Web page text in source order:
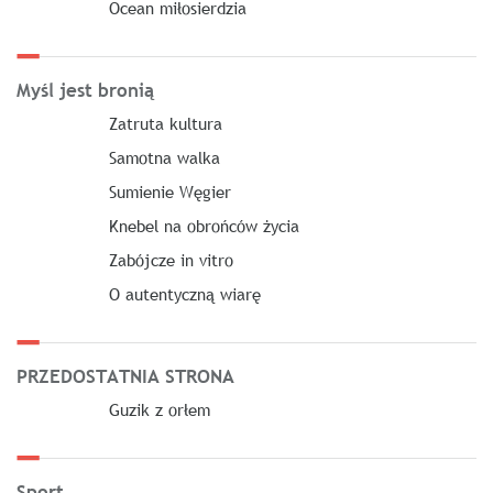
Ocean miłosierdzia
Myśl jest bronią
Zatruta kultura
Samotna walka
Sumienie Węgier
Knebel na obrońców życia
Zabójcze in vitro
O autentyczną wiarę
PRZEDOSTATNIA STRONA
Guzik z orłem